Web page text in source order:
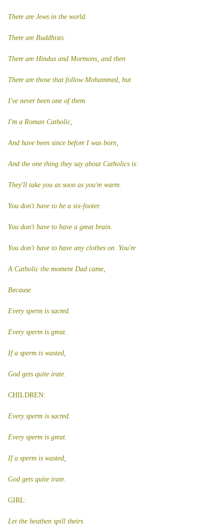
There are Jews in the world.
There are Buddhists.
There are Hindus and Mormons, and then
There are those that follow Mohammed, but
I've never been one of them.
I'm a Roman Catholic,
And have been since before I was born,
And the one thing they say about Catholics is:
They'll take you as soon as you're warm.
You don't have to be a six-footer.
You don't have to have a great brain.
You don't have to have any clothes on. You're
A Catholic the moment Dad came,
Because
Every sperm is sacred.
Every sperm is great.
If a sperm is wasted,
God gets quite irate.
CHILDREN:
Every sperm is sacred.
Every sperm is great.
If a sperm is wasted,
God gets quite irate.
GIRL:
Let the heathen spill theirs